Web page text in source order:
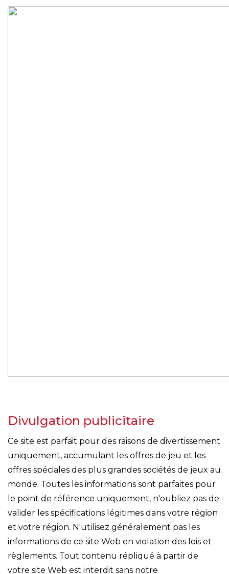
Divulgation publicitaire
Ce site est parfait pour des raisons de divertissement
uniquement, accumulant les offres de jeu et les
offres spéciales des plus grandes sociétés de jeux au
monde. Toutes les informations sont parfaites pour
le point de référence uniquement, n'oubliez pas de
valider les spécifications légitimes dans votre région
et votre région. N'utilisez généralement pas les
informations de ce site Web en violation des lois et
règlements. Tout contenu répliqué à partir de
votre site Web est interdit sans notre